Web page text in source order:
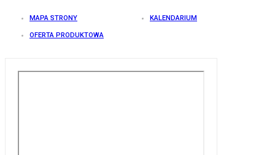
MAPA STRONY KALENDARIUM
OFERTA PRODUKTOWA